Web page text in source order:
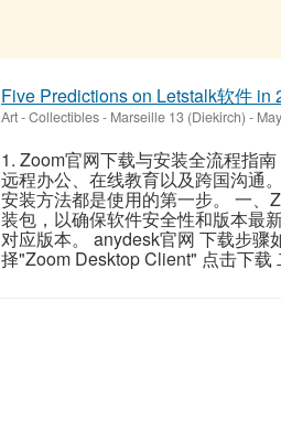
Five Predictions on Letstalk软件 in
Art - Collectibles- Marseille 13 (Diekirch) -
1. Zoom官网下载与安装全流程指
远程办公、在线教育以及跨国沟通
安装方法都是使用的第一步。 一、
装包，以确保软件安全性和版本最
对应版本。 anydesk官网 下载步
择"Zoom Desktop Client" 点击下载